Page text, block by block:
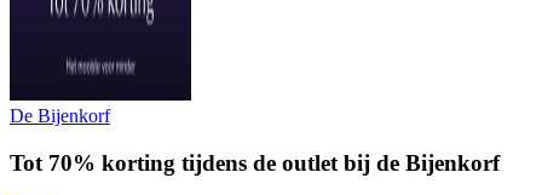
De Bijenkorf
Tot 70% korting tijdens de outlet bij de Bijenkorf